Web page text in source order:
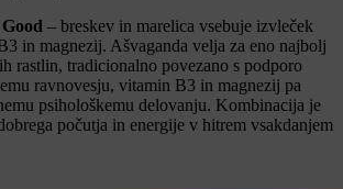
– breskev in marelica vsebuje izvleček
in magnezij. Ašvaganda velja za eno najbolj
rastlin, tradicionalno povezano s podporo
ravnovesju, vitamin B3 in magnezij pa
psihološkemu delovanju. Kombinacija je
počutja in energije v hitrem vsakdanjem